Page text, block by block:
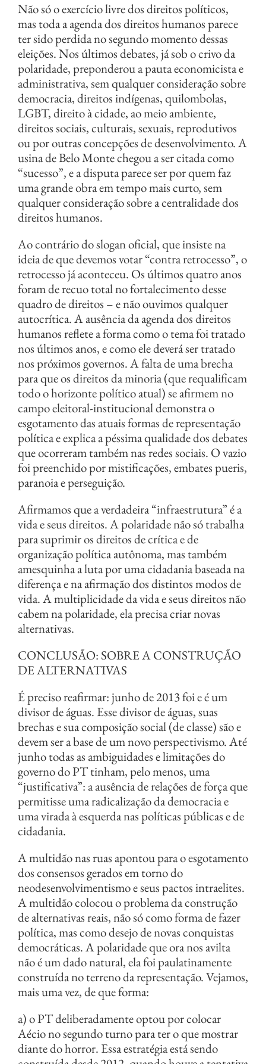
Não só o exercício livre dos direitos políticos,
mas toda a agenda dos direitos humanos parece
ter sido perdida no segundo momento dessas
eleições. Nos últimos debates, já sob o crivo da
polaridade, preponderou a pauta economicista e
administrativa, sem qualquer consideração sobre
democracia, direitos indígenas, quilombolas,
LGBT, direito à cidade, ao meio ambiente,
direitos sociais, culturais, sexuais, reprodutivos
ou por outras concepções de desenvolvimento. A
usina de Belo Monte chegou a ser citada como
“sucesso”, e a disputa parece ser por quem faz
uma grande obra em tempo mais curto, sem
qualquer consideração sobre a centralidade dos
direitos humanos.
Ao contrário do slogan oficial, que insiste na
ideia de que devemos votar “contra retrocesso”, o
retrocesso já aconteceu. Os últimos quatro anos
foram de recuo total no fortalecimento desse
quadro de direitos – e não ouvimos qualquer
autocrítica. A ausência da agenda dos direitos
humanos reflete a forma como o tema foi tratado
nos últimos anos, e como ele deverá ser tratado
nos próximos governos. A falta de uma brecha
para que os direitos da minoria (que requalificam
todo o horizonte político atual) se afirmem no
campo eleitoral-institucional demonstra o
esgotamento das atuais formas de representação
política e explica a péssima qualidade dos debates
que ocorreram também nas redes sociais. O vazio
foi preenchido por mistificações, embates pueris,
paranoia e perseguição.
Afirmamos que a verdadeira “infraestrutura” é a
vida e seus direitos. A polaridade não só trabalha
para suprimir os direitos de crítica e de
organização política autônoma, mas também
amesquinha a luta por uma cidadania baseada na
diferença e na afirmação dos distintos modos de
vida. A multiplicidade da vida e seus direitos não
cabem na polaridade, ela precisa criar novas
alternativas.
CONCLUSÃO: SOBRE A CONSTRUÇÃO
DE ALTERNATIVAS
É preciso reafirmar: junho de 2013 foi e é um
divisor de águas. Esse divisor de águas, suas
brechas e sua composição social (de classe) são e
devem ser a base de um novo perspectivismo. Até
junho todas as ambiguidades e limitações do
governo do PT tinham, pelo menos, uma
“justificativa”: a ausência de relações de força que
permitisse uma radicalização da democracia e
uma virada à esquerda nas políticas públicas e de
cidadania.
A multidão nas ruas apontou para o esgotamento
dos consensos gerados em torno do
neodesenvolvimentismo e seus pactos intraelites.
A multidão colocou o problema da construção
de alternativas reais, não só como forma de fazer
política, mas como desejo de novas conquistas
democráticas. A polaridade que ora nos avilta
não é um dado natural, ela foi paulatinamente
construída no terreno da representação. Vejamos,
mais uma vez, de que forma:
a) o PT deliberadamente optou por colocar
Aécio no segundo turno para ter o que mostrar
diante do horror. Essa estratégia está sendo